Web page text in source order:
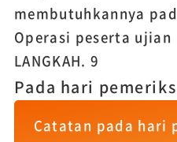
membutuhkannya
Operasi peserta ujian
LANGKAH. 9
Pada hari
Catatan pada hari